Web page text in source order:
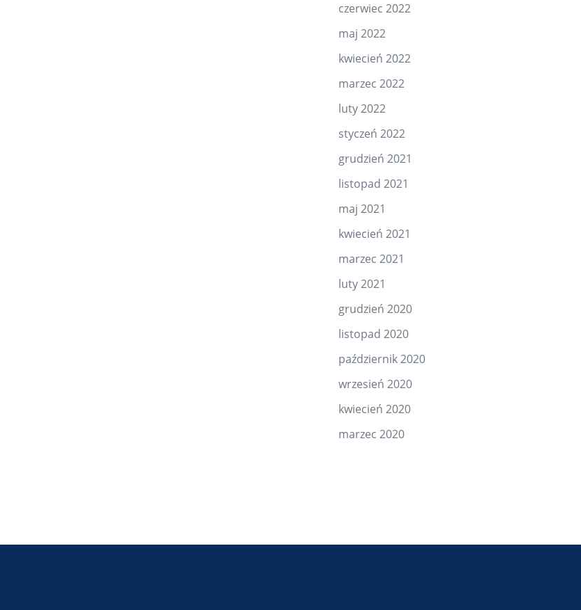
czerwiec 2022
maj 2022
kwiecień 2022
marzec 2022
luty 2022
styczeń 2022
grudzień 2021
listopad 2021
maj 2021
kwiecień 2021
marzec 2021
luty 2021
grudzień 2020
listopad 2020
październik 2020
wrzesień 2020
kwiecień 2020
marzec 2020